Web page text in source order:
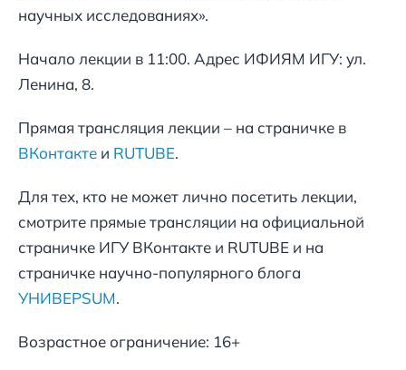
научных исследованиях».
Начало лекции в 11:00. Адрес ИФИЯМ ИГУ: ул.
Ленина, 8.
Прямая трансляция лекции – на страничке в
ВКонтакте и RUTUBE.
Для тех, кто не может лично посетить лекции,
смотрите прямые трансляции на официальной
страничке ИГУ ВКонтакте и RUTUBE и на
страничке научно-популярного блога
УНИВЕРSUM.
Возрастное ограничение: 16+